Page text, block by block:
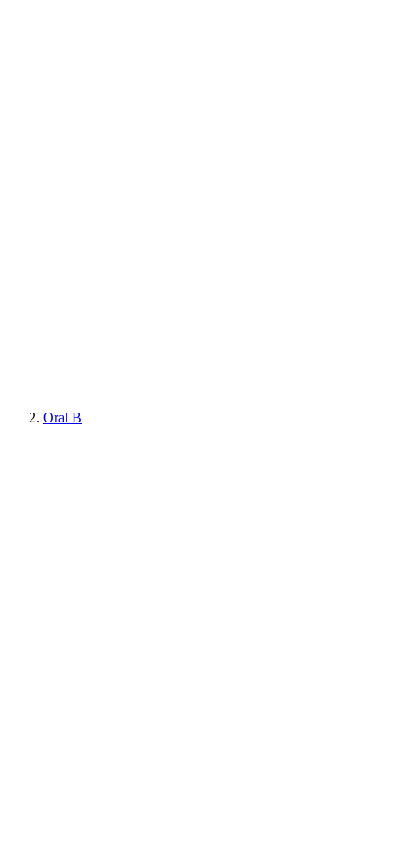
Oral B